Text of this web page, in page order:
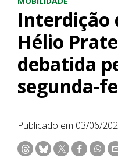
Interdição
Hélio
debatida
segunda-
Publicado em 03/06/